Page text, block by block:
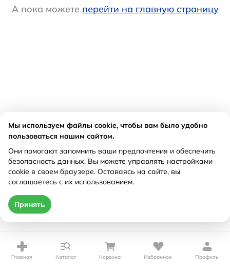
А пока можете перейти на главную страницу
Главная Каталог Корзина Избранное Профиль
Мы используем файлы cookie, чтобы вам было удобно
пользоваться нашим сайтом.
Они помогают запомнить ваши предпочтения и обеспечить
безопасность данных. Вы можете управлять настройками
cookie в своем браузере. Оставаясь на сайте, вы
соглашаетесь с их использованием.
Принять